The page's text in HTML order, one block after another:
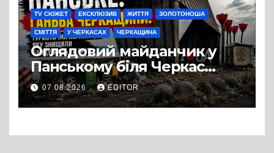
TV СЮЖЕТ ЕКСКЛЮЗИВ ЖИТТЯ ЗОЛОТОНОША
СМІТТЯ У ЧЕРКАСАХ ЧЕРКАЩИНА
Оглядовий майданчик у
Панському біля Черкас
перетворився на занедбане
сміттєзвалище
07.08.2026 EDITOR